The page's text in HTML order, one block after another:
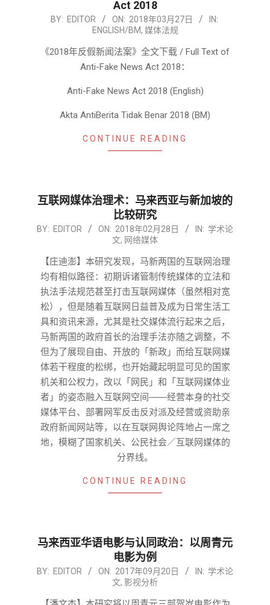
Act 2018
2018-BY: EDITOR ON: 2018年03月27日
IN:
ENGLISH/BM, 媒体法规
《2018年反假新闻法案》全文下载 / Full Text of
Anti-Fake News Act 2018：
Anti-Fake News Act 2018 (English)
Akta AntiBerita Tidak Benar 2018 (BM)
CONTINUE READING
互联网媒体治理术：马来西亚与新加坡的
比较研究
2018-
BY: EDITOR ON: 2018年02月28日 IN: 学术论
文, 网络媒体
【庄迪澎】本研究发现，马新两国的互联网治理
均有相似路径：初期诉诸管制传统媒体的立法和
执法手法规范甚至打击互联网媒体（虽然相对宽
松），但是随着互联网日益普及成为日常生活工
具和资讯来源，尤其是社交媒体流行起来之后，
马新两国的政府首长的治理手法亦随之调整，不
但为了展现自由、开放的「新政」而给互联网媒
体若干程度的松绑，也开始藏起明显可见的国家
机关和公权力，改以「网民」和「互联网媒体业
者」的姿态融入互联网空间――经营本身的社交
媒体平台、部署网军反击反对派及经营或资助亲
政府新闻网站等，以在互联网舆论阵地占一席之
地，模糊了国家机关、公民社会／互联网媒体的
分界线。
CONTINUE READING
马来西亚华语电影与认同政治：以周青元
电影为例
2017-
BY: EDITOR ON: 2017年09月20日 IN: 学术论
文, 影视分析